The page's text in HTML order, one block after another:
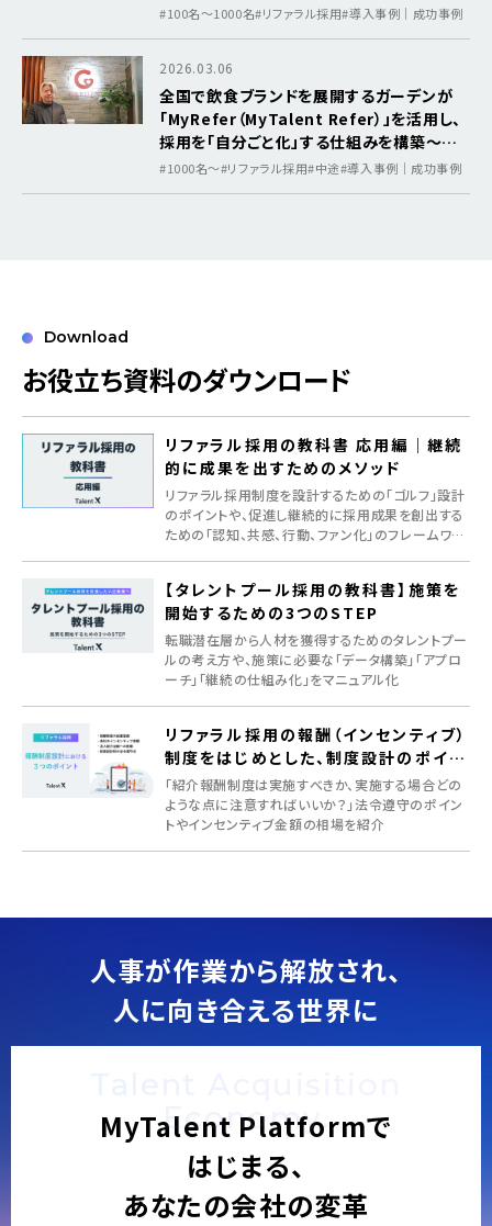
#100名～1000名#リファラル採用#導入事例｜成功事例
2026.03.06
全国で飲食ブランドを展開するガーデンが
「MyRefer（MyTalent Refer）」を活用し、
採用を「自分ごと化」する仕組みを構築～利
益をはたらく環境へ還元し、リファラルを生
む“Be Happy”の循環～
#1000名〜#リファラル採用#中途#導入事例｜成功事例
Download
お役立ち資料のダウンロード
リファラル採用の教科書 応用編｜継続
的に成果を出すためのメソッド
リファラル採用制度を設計するための「ゴルフ」設計
のポイントや、促進し継続的に採用成果を創出する
ための「認知、共感、行動、ファン化」のフレームワー
【タレントプール採用の教科書】施策を
開始するための3つのSTEP
転職潜在層から人材を獲得するためのタレントプー
ルの考え方や、施策に必要な「データ構築」「アプロ
ーチ」「継続の仕組み化」をマニュアル化
リファラル採用の報酬（インセンティブ）
制度をはじめとした、制度設計のポイン
ト
「紹介報酬制度は実施すべきか、実施する場合どの
ような点に注意すればいいか？」法令遵守のポイン
トやインセンティブ金額の相場を紹介
人事が作業から解放され、
人に向き合える世界に
Economy.
MyTalent Platformで
はじまる、
あなたの会社の変革